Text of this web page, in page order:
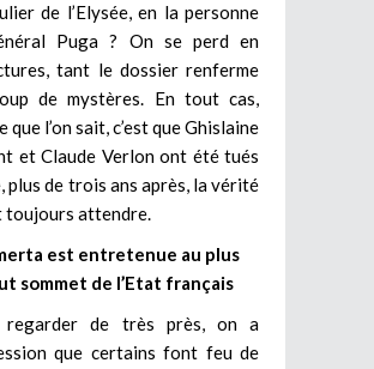
de l’Elysée, en la personne
Puga ? On se perd en
tant le dossier renferme
de mystères. En tout cas,
que l’on sait, c’est que Ghislaine
et Claude Verlon ont été tués
plus de trois ans après, la vérité
toujours attendre.
est entretenue au plus
sommet de l’Etat français
de très près, on a
que certains font feu de